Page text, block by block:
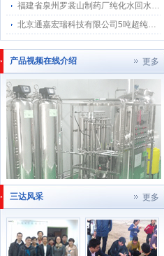
福建省泉州罗裳山制药厂纯化水回水流速仪选用SINNAR
北京通嘉宏瑞科技有限公司5吨超纯水18兆超纯水方案提供
产品视频在线介绍 更多
三达风采 更多